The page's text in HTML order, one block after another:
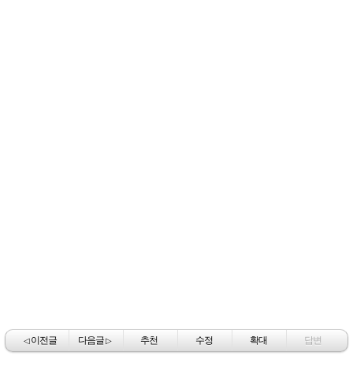
◁이전글 다음글▷ 추천 수정 확대 답변